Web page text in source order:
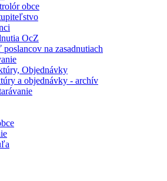
obce
OcZ
poslancov na zasadnutiach
Objednávky
a objednávky - archív